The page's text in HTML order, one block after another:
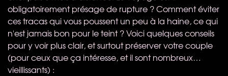
obligatoirement présage de rupture ? Comment éviter
ces tracas qui vous poussent un peu à la haine, ce qui
n'est jamais bon pour le teint ? Voici quelques conseils
pour y voir plus clair, et surtout préserver votre couple
(pour ceux que ça intéresse, et il sont nombreux…
vieillissants) :